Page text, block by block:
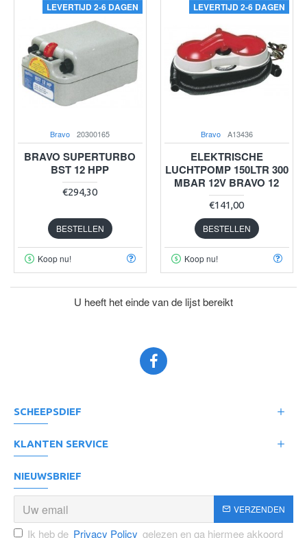
LEVERTIJD 2-6 DAGEN
Bravo 20300165
BRAVO SUPERTURBO
BST 12 HPP
€294,30
BESTELLEN
Koop nu!
LEVERTIJD 2-6 DAGEN
Bravo A13436
ELEKTRISCHE
LUCHTPOMP 150LTR 300
MBAR 12V BRAVO 12
€141,00
BESTELLEN
Koop nu!
U heeft het einde van de lijst bereikt
SCHEEPSDIEF
KLANTEN SERVICE
NIEUWSBRIEF
VERZENDEN
Ik heb de Privacy Policy gelezen en ga hiermee akkoord